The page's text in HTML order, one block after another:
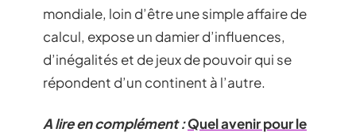
mondiale, loin d’être une simple affaire de
calcul, expose un damier d’influences,
d’inégalités et de jeux de pouvoir qui se
répondent d’un continent à l’autre.
A lire en complément :Quel avenir pour le